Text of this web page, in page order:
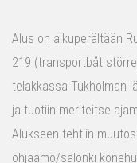
Alus on alkuperältään
219 (transportbåt
telakkassa Tukholman
ja tuotiin meriteitse
Alukseen tehtiin
ohjaamo/salonki